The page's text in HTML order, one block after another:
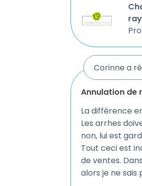
Corinne a
annulation
La différence
Les arrhes
non, lui est
Tout ceci est
de ventes.
alors je ne sais